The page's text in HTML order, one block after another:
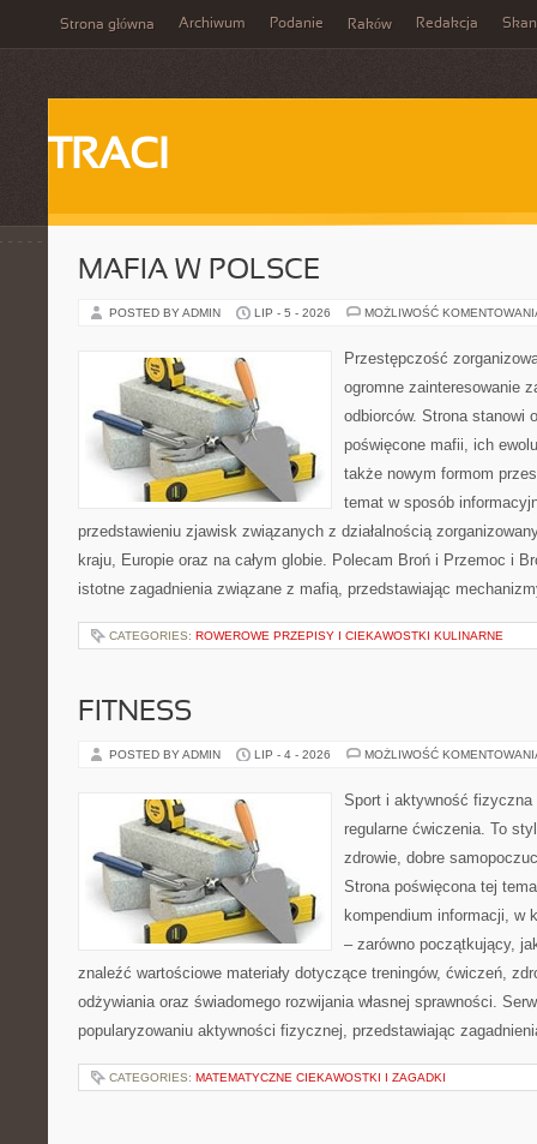
Strona główna Archiwum Podanie Raków Redakcja
TRACI
MAFIA W POLSCE
POSTED BY ADMIN LIP - 5 - 2026 MOŻLIWOŚĆ
Przestępczość
ogromne zainteresowanie
odbiorców. Strona stanowi
poświęcone mafii, ich
także nowym formom
temat w sposób
przedstawieniu zjawisk związanych z działalnością
kraju, Europie oraz na całym globie. Polecam Broń i Przemoc i
istotne zagadnienia związane z mafią, przedstawiając
CATEGORIES: ROWEROWE PRZEPISY I CIEKAWOSTKI KULINARNE
FITNESS
POSTED BY ADMIN LIP - 4 - 2026 MOŻLIWOŚĆ
Sport i aktywność
regularne ćwiczenia. To
zdrowie, dobre
Strona poświęcona tej
kompendium informacji, w
– zarówno początkujący,
znaleźć wartościowe materiały dotyczące treningów, ćwiczeń,
odżywiania oraz świadomego rozwijania własnej sprawności.
popularyzowaniu aktywności fizycznej, przedstawiając
CATEGORIES: MATEMATYCZNE CIEKAWOSTKI I ZAGADKI